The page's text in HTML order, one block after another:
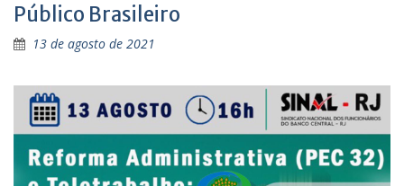
Público Brasileiro
13 de agosto de 2021